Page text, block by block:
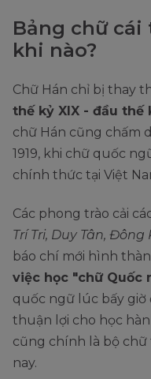
Bảng chữ
khi nào?
Chữ Hán chỉ bị thay
thế kỷ XIX - đầu thế
chữ Hán cũng chấm
1919, khi chữ quốc
chính thức tại Việt
Các phong trào cải
Trí Tri, Duy Tân,
báo chí mới hình
việc học "chữ Quốc
quốc ngữ lúc bấy giờ
thuận lợi cho học
cũng chính là bộ
nay.